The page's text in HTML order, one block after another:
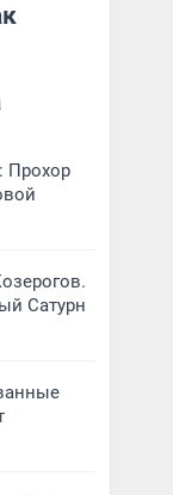
Прохор
Сатурн